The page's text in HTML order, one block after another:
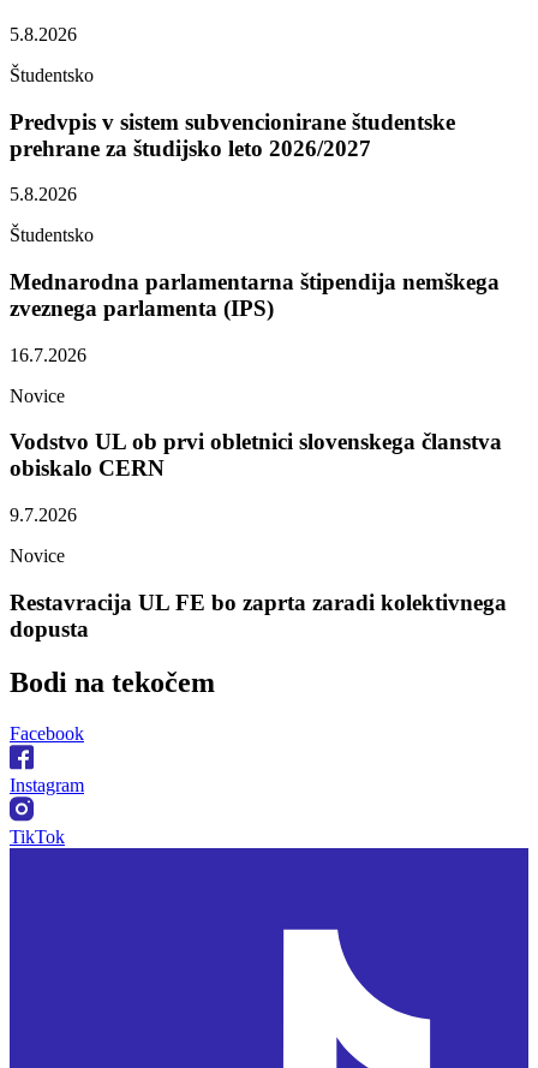
5.8.2026
Študentsko
Predvpis v sistem subvencionirane študentske
prehrane za študijsko leto 2026/2027
5.8.2026
Študentsko
Mednarodna parlamentarna štipendija nemškega
zveznega parlamenta (IPS)
16.7.2026
Novice
Vodstvo UL ob prvi obletnici slovenskega članstva
obiskalo CERN
9.7.2026
Novice
Restavracija UL FE bo zaprta zaradi kolektivnega
dopusta
Bodi na tekočem
Facebook
Instagram
TikTok